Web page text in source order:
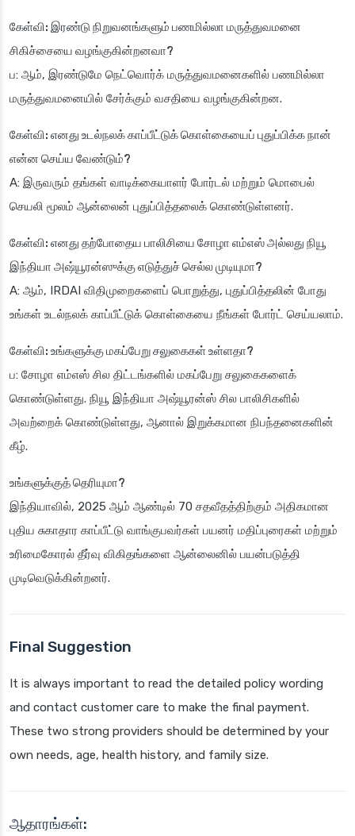
கேள்வி: இரண்டு நிறுவனங்களும் பணமில்லா மருத்துவமனை
சிகிச்சையை வழங்குகின்றனவா?
ப: ஆம், இரண்டுமே நெட்வொர்க் மருத்துவமனைகளில் பணமில்லா
மருத்துவமனையில் சேர்க்கும் வசதியை வழங்குகின்றன.
கேள்வி: எனது உடல்நலக் காப்பீட்டுக் கொள்கையைப் புதுப்பிக்க நான்
என்ன செய்ய வேண்டும்?
A: இருவரும் தங்கள் வாடிக்கையாளர் போர்டல் மற்றும் மொபைல்
செயலி மூலம் ஆன்லைன் புதுப்பித்தலைக் கொண்டுள்ளனர்.
கேள்வி: எனது தற்போதைய பாலிசியை சோழா எம்எஸ் அல்லது நியூ
இந்தியா அஷ்யூரன்ஸுக்கு எடுத்துச் செல்ல முடியுமா?
A: ஆம், IRDAI விதிமுறைகளைப் பொறுத்து, புதுப்பித்தலின் போது
உங்கள் உடல்நலக் காப்பீட்டுக் கொள்கையை நீங்கள் போர்ட் செய்யலாம்.
கேள்வி: உங்களுக்கு மகப்பேறு சலுகைகள் உள்ளதா?
ப: சோழா எம்எஸ் சில திட்டங்களில் மகப்பேறு சலுகைகளைக்
கொண்டுள்ளது. நியூ இந்தியா அஷ்யூரன்ஸ் சில பாலிசிகளில்
அவற்றைக் கொண்டுள்ளது, ஆனால் இறுக்கமான நிபந்தனைகளின்
கீழ்.
உங்களுக்குத் தெரியுமா?
இந்தியாவில், 2025 ஆம் ஆண்டில் 70 சதவீதத்திற்கும் அதிகமான
புதிய சுகாதார காப்பீட்டு வாங்குபவர்கள் பயனர் மதிப்புரைகள் மற்றும்
உரிமைகோரல் தீர்வு விகிதங்களை ஆன்லைனில் பயன்படுத்தி
முடிவெடுக்கின்றனர்.
Final Suggestion
It is always important to read the detailed policy wording
and contact customer care to make the final payment.
These two strong providers should be determined by your
own needs, age, health history, and family size.
ஆதாரங்கள்: